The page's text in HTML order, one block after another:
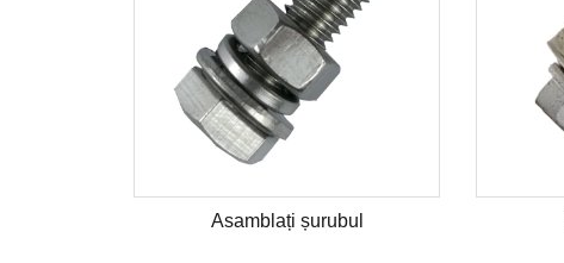
Asamblați șurubul